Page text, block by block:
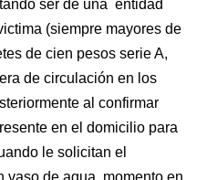
ser de una entidad
(siempre mayores de
de cien pesos serie A,
de circulación en los
al confirmar
en el domicilio para
le solicitan el